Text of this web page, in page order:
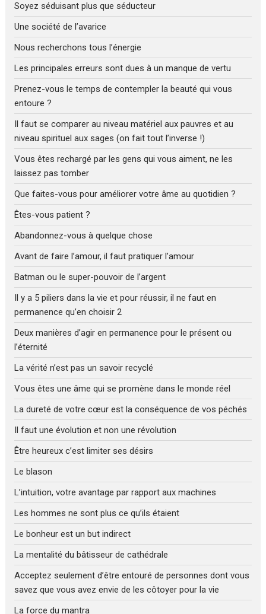
Soyez séduisant plus que séducteur
Une société de l’avarice
Nous recherchons tous l’énergie
Les principales erreurs sont dues à un manque de vertu
Prenez-vous le temps de contempler la beauté qui vous
entoure ?
Il faut se comparer au niveau matériel aux pauvres et au
niveau spirituel aux sages (on fait tout l’inverse !)
Vous êtes rechargé par les gens qui vous aiment, ne les
laissez pas tomber
Que faites-vous pour améliorer votre âme au quotidien ?
Êtes-vous patient ?
Abandonnez-vous à quelque chose
Avant de faire l’amour, il faut pratiquer l’amour
Batman ou le super-pouvoir de l’argent
Il y a 5 piliers dans la vie et pour réussir, il ne faut en
permanence qu’en choisir 2
Deux manières d’agir en permanence pour le présent ou
l’éternité
La vérité n’est pas un savoir recyclé
Vous êtes une âme qui se promène dans le monde réel
La dureté de votre cœur est la conséquence de vos péchés
Il faut une évolution et non une révolution
Être heureux c’est limiter ses désirs
Le blason
L’intuition, votre avantage par rapport aux machines
Les hommes ne sont plus ce qu’ils étaient
Le bonheur est un but indirect
La mentalité du bâtisseur de cathédrale
Acceptez seulement d’être entouré de personnes dont vous
savez que vous avez envie de les côtoyer pour la vie
La force du mantra